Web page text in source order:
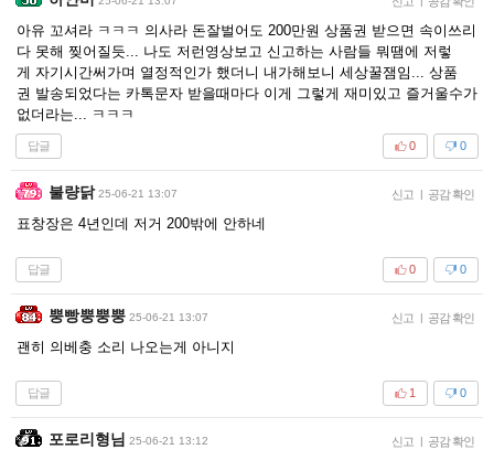
아유 꼬셔라 ㅋㅋㅋ 의사라 돈잘벌어도 200만원 상품권 받으면 속이쓰리
다 못해 찢어질듯... 나도 저런영상보고 신고하는 사람들 뭐땜에 저렇
게 자기시간써가며 열정적인가 했더니 내가해보니 세상꿀잼임... 상품
권 발송되었다는 카톡문자 받을때마다 이게 그렇게 재미있고 즐거울수가
없더라는... ㅋㅋㅋ
답글 0
0
불량닭 25-06-21 13:07 신고 | 공감 확인
표창장은 4년인데 저거 200밖에 안하네
답글 0
0
뿡빵뿡뿡뿡 25-06-21 13:07 신고 | 공감 확인
괜히 의베충 소리 나오는게 아니지
답글 0
1
포로리형님 25-06-21 13:12 신고 | 공감 확인